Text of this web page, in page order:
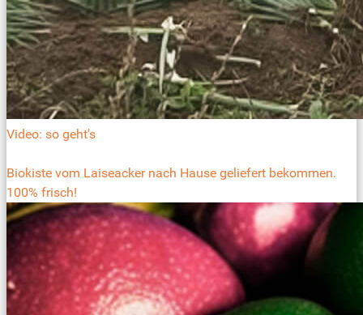
Video: so geht's
Biokiste vom Laiseacker nach Hause geliefert bekommen.
100% frisch!